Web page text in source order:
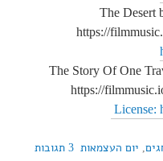
The
https://
The Story Of One
https://
License:
, יום העצמאות 3 תגובות